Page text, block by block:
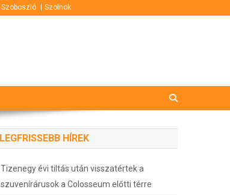
Szoboszló Szolnok
LEGFRISSEBB HÍREK
Tizenegy évi tiltás után visszatértek a
szuvenírárusok a Colosseum előtti térre